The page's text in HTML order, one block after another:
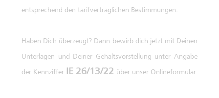
entsprechend den tarifvertraglichen Bestimmungen.
Haben Dich überzeugt? Dann bewirb dich jetzt mit Deinen
Unterlagen und Deiner Gehaltsvorstellung unter Angabe
der Kennziffer IE 26/13/22 über unser Onlineformular.